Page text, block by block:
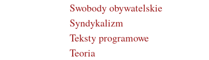
Swobody obywatelskie
Syndykalizm
Teksty programowe
Teoria